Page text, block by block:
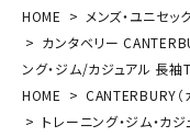
HOME メンズ・ユニセッ
カンタベリー
ング・ジム/カジュアル 長
HOME
CANTERBURY（
トレーニング・ジム・カジ